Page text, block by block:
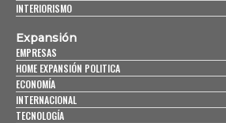
INTERIORISMO
Expansión
EMPRESAS
HOME EXPANSIÓN POLITICA
ECONOMÍA
INTERNACIONAL
TECNOLOGÍA